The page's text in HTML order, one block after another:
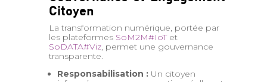
Citoyen
La transformation numérique, portée par
les plateformes SoM2M#IoTet
SoDATA#Viz, permet une gouvernance
transparente.
Responsabilisation :Un citoyen